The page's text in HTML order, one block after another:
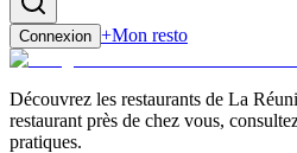
Connexion +Mon resto
Découvrez les restaurants de La
restaurant près de chez vous,
pratiques.